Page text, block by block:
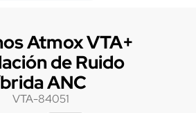
Atmox VTA+
de Ruido
ANC
VTA-84051